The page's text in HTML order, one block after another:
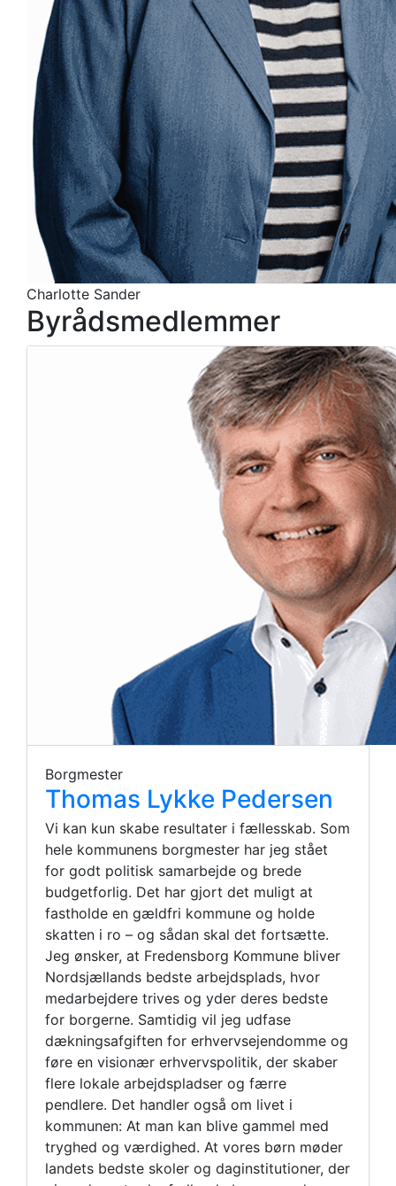
Charlotte Sander
Byrådsmedlemmer
Borgmester
Thomas Lykke Pedersen
Vi kan kun skabe resultater i fællesskab. Som
hele kommunens borgmester har jeg stået
for godt politisk samarbejde og brede
budgetforlig. Det har gjort det muligt at
fastholde en gældfri kommune og holde
skatten i ro – og sådan skal det fortsætte.
Jeg ønsker, at Fredensborg Kommune bliver
Nordsjællands bedste arbejdsplads, hvor
medarbejdere trives og yder deres bedste
for borgerne. Samtidig vil jeg udfase
dækningsafgiften for erhvervsejendomme og
føre en visionær erhvervspolitik, der skaber
flere lokale arbejdspladser og færre
pendlere. Det handler også om livet i
kommunen: At man kan blive gammel med
tryghed og værdighed. At vores børn møder
landets bedste skoler og daginstitutioner, der